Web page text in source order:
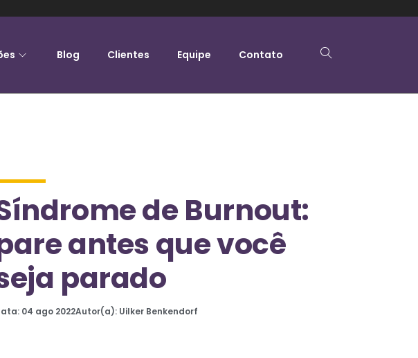
Blog Clientes Equipe Contato
de Burnout:
antes que você
parado
04 ago 2022Autor(a): Uilker Benkendorf